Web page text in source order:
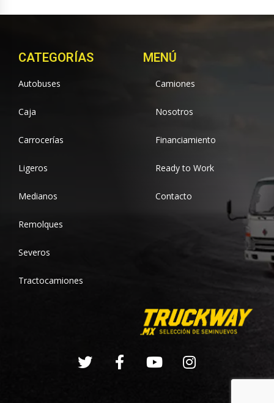
CATEGORÍAS
Autobuses
Caja
Carrocerías
Ligeros
Medianos
Remolques
Severos
Tractocamiones
MENÚ
Camiones
Nosotros
Financiamiento
Ready to Work
Contacto